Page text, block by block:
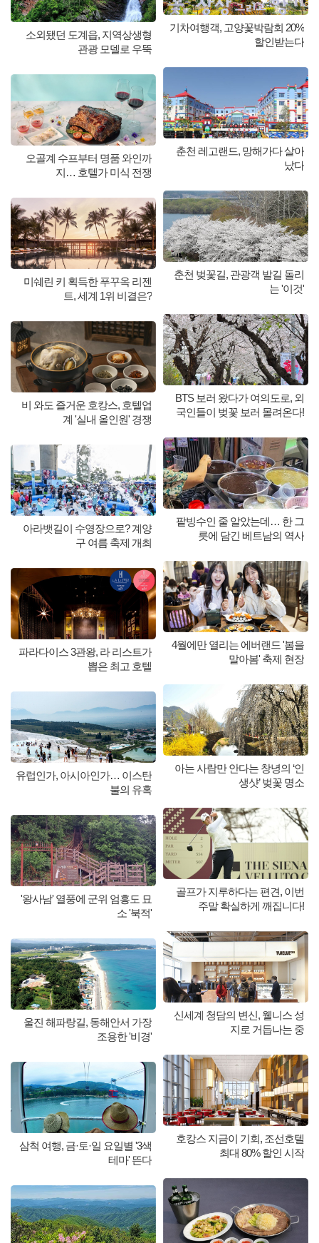
소외됐던 도계읍, 지역상생형
관광 모델로 우뚝
오골계 수프부터 명품 와인까
지… 호텔가 미식 전쟁
미쉐린 키 획득한 푸꾸옥 리젠
트, 세계 1위 비결은?
비 와도 즐거운 호캉스, 호텔업
계 '실내 올인원' 경쟁
아라뱃길이 수영장으로? 계양
구 여름 축제 개최
파라다이스 3관왕, 라 리스트가
뽑은 최고 호텔
유럽인가, 아시아인가… 이스탄
불의 유혹
'왕사남' 열풍에 군위 엄흥도 묘
소 '북적'
울진 해파랑길, 동해안서 가장
조용한 '비경'
삼척 여행, 금·토·일 요일별 '3색
테마' 뜬다
기차여행객, 고양꽃박람회 20%
할인받는다
춘천 레고랜드, 망해가다 살아
났다
춘천 벚꽃길, 관광객 발길 돌리
는 '이것'
BTS 보러 왔다가 여의도로, 외
국인들이 벚꽃 보러 몰려온다!
팥빙수인 줄 알았는데… 한 그
릇에 담긴 베트남의 역사
4월에만 열리는 에버랜드 '봄을
말아봄' 축제 현장
아는 사람만 안다는 창녕의 ‘인
생샷’ 벚꽃 명소
골프가 지루하다는 편견, 이번
주말 확실하게 깨집니다!
신세계 청담의 변신, 웰니스 성
지로 거듭나는 중
호캉스 지금이 기회, 조선호텔
최대 80% 할인 시작